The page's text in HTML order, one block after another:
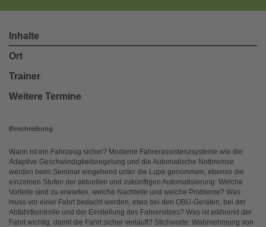
Inhalte
Ort
Trainer
Weitere Termine
Beschreibung
Wann ist ein Fahrzeug sicher? Moderne Fahrerassistenzsysteme wie die
Adaptive Geschwindigkeitsregelung und die Automatische Notbremse
werden beim Seminar eingehend unter die Lupe genommen, ebenso die
einzelnen Stufen der aktuellen und zukünftigen Automatisierung: Welche
Vorteile sind zu erwarten, welche Nachteile und welche Probleme? Was
muss vor einer Fahrt bedacht werden, etwa bei den OBU-Geräten, bei der
Abfahrtkontrolle und der Einstellung des Fahrersitzes? Was ist während der
Fahrt wichtig, damit die Fahrt sicher verläuft? Stichworte: Wahrnehmung von